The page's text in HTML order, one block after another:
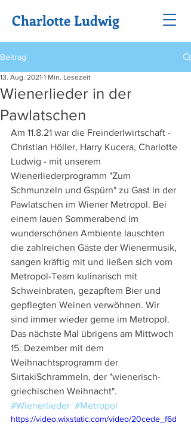
Charlotte Ludwig
Beitrag
Wienerlieder in der
Pawlatschen
13. Aug. 2021 1 Min. Lesezeit
Am 11.8.21 war die Freinderlwirtschaft -
Christian Höller, Harry Kucera, Charlotte
Ludwig - mit unserem
Wienerliederprogramm "Zum
Schmunzeln und Gspürn" zu Gast in der
Pawlatschen im Wiener Metropol. Bei
einem lauen Sommerabend im
wunderschönen Ambiente lauschten
die zahlreichen Gäste der Wienermusik,
sangen kräftig mit und ließen sich vom
Metropol-Team kulinarisch mit
Schweinbraten, gezapftem Bier und
gepflegten Weinen verwöhnen. Wir
sind immer wieder gerne im Metropol.
Das nächste Mal übrigens am Mittwoch
15. Dezember mit dem
Weihnachtsprogramm der
SirtakiSchrammeln, der "wienerisch-
griechischen Weihnacht".
#Wienerlieder #Metropol
https://video.wixstatic.com/video/20cede_f6d